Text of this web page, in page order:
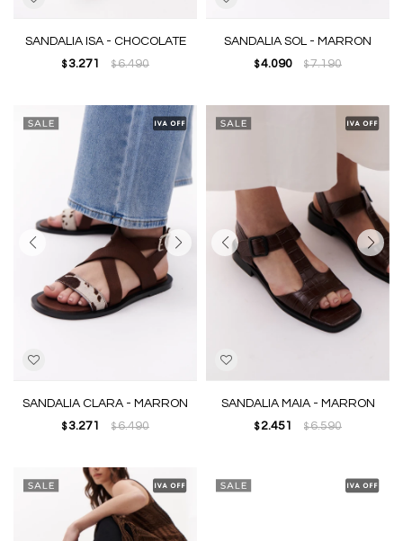
SANDALIA ISA - CHOCOLATE
$ 3.271 $6.490
SANDALIA SOL - MARRON
$ 4.090 $7.190
SANDALIA CLARA - MARRON
$ 3.271 $6.490
SANDALIA MAIA - MARRON
$ 2.451 $6.590